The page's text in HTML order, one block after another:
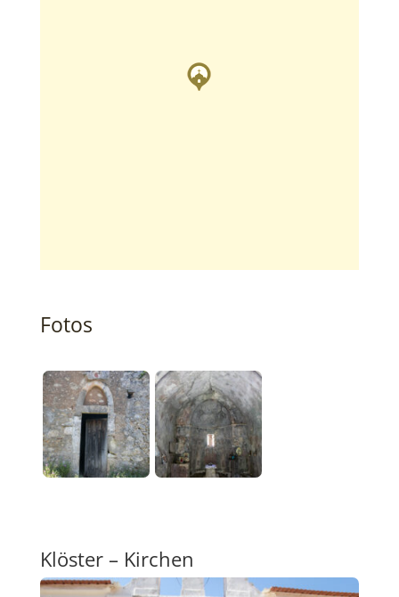
Fotos
Klöster – Kirchen